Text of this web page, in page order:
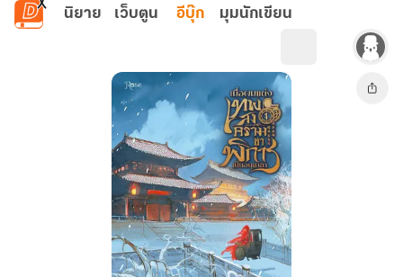
ข้ามไปยังเนื้อหาหลัก
นิยาย เว็บตูน อีบุ๊ก มุมนักเขียน